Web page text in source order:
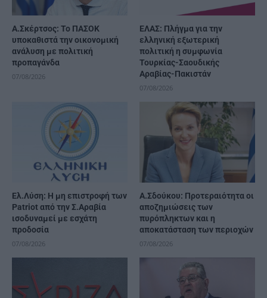
Α.Σκέρτσος: Το ΠΑΣΟΚ
υποκαθιστά την οικονομική
ανάλυση με πολιτική
προπαγάνδα
07/08/2026
ΕΛΑΣ: Πλήγμα για την
ελληνική εξωτερική
πολιτική η συμφωνία
Τουρκίας-Σαουδικής
Αραβίας-Πακιστάν
07/08/2026
Ελ.Λύση: Η μη επιστροφή των
Patriot από την Σ.Αραβία
ισοδυναμεί με εσχάτη
προδοσία
07/08/2026
Α.Σδούκου: Προτεραιότητα οι
αποζημιώσεις των
πυρόπληκτων και η
αποκατάσταση των περιοχών
07/08/2026